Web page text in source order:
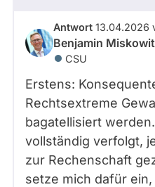
Antwort 13.04.2026
Benjamin
CSU
Erstens:
Rechtsextreme
bagatellisiert
vollständig verfolgt,
zur Rechenschaft
setze mich dafür ein,